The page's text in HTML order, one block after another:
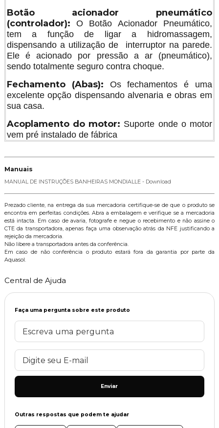
Botão acionador pneumático
(controlador):O Botão Acionador Pneumático,
tem a função de ligar a hidromassagem,
dispensando a utilização de interruptor na parede.
Ele é acionado por pressão a ar (pneumático),
sendo totalmente seguro contra choque.
Fechamento (Abas): Os fechamentos é uma
excelente opção dispensando alvenaria e obras em
sua casa.
Acoplamento do motor: Suporte onde o motor
vem pré instalado de fábrica
Manuais
MANUAL DE INSTRUÇÕES BANHEIRAS MONDIALLE - Download
Prezado cliente, na entrega da sua mercadoria certifique-se de que o produto se
encontra em perfeitas condições. Abra a embalagem e verifique se a mercadoria
está intacta. Em caso de avaria, fotografe e negue o recebimento e não assine o
CTE da transportadora, apenas faça uma observação atrás da NFE justificando a
rejeição da mercadoria.
Não libere a transportadora antes da conferência.
Em caso de não conferência o produto estará fora da garantia por parte da
Aquasol.
Central de Ajuda
Faça uma pergunta sobre este produto
Enviar
Outras respostas que podem te ajudar